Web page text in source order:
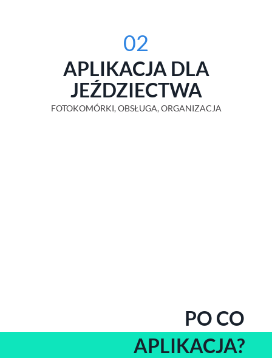
02
APLIKACJA DLA
JEŹDZIECTWA
FOTOKOMÓRKI, OBSŁUGA, ORGANIZACJA
PO CO
APLIKACJA?